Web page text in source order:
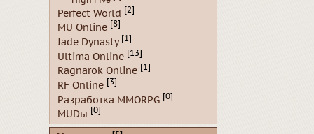
Perfect World [2]
MU Online [8]
Jade Dynasty [1]
Ultima Online [13]
Ragnarok Online [1]
RF Online [3]
Разработка MMORPG [0]
MUDы [0]